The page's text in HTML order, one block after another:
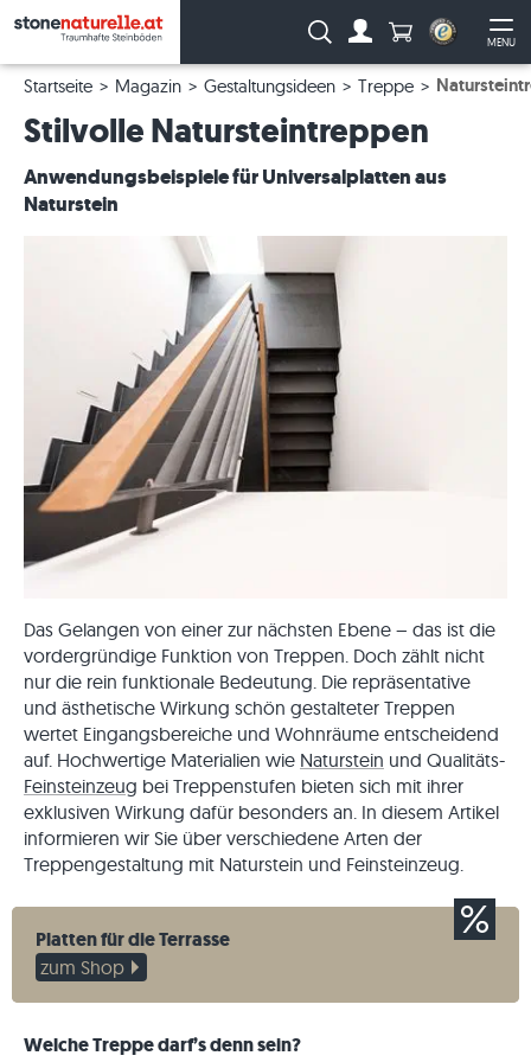
MENU
Suche: Anzahl
Startseite Magazin Gestaltungsideen Treppe
Stilvolle Natursteintreppen
Anwendungsbeispiele für Universalplatten aus
Naturstein
Das Gelangen von einer zur nächsten Ebene – das ist die
vordergründige Funktion von Treppen. Doch zählt nicht
nur die rein funktionale Bedeutung. Die repräsentative
und ästhetische Wirkung schön gestalteter Treppen
wertet Eingangsbereiche und Wohnräume entscheidend
auf. Hochwertige Materialien wie Naturstein und Qualitäts-
Feinsteinzeug bei Treppenstufen bieten sich mit ihrer
exklusiven Wirkung dafür besonders an. In diesem Artikel
informieren wir Sie über verschiedene Arten der
Treppengestaltung mit Naturstein und Feinsteinzeug.
Platten für die Terrasse
zum Shop
Welche Treppe darf’s denn sein?